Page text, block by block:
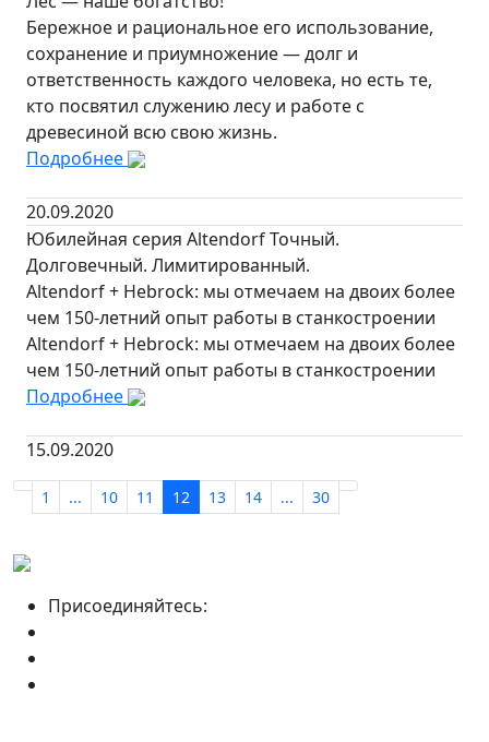
Бережное и рациональное его использование,
сохранение и приумножение — долг и
ответственность каждого человека, но есть те,
кто посвятил служению лесу и работе с
древесиной всю свою жизнь.
Подробнее
20.09.2020
Юбилейная серия Altendorf Точный.
Долговечный. Лимитированный.
Altendorf + Hebrock: мы отмечаем на двоих более
чем 150-летний опыт работы в станкостроении
Altendorf + Hebrock: мы отмечаем на двоих более
чем 150-летний опыт работы в станкостроении
Подробнее
15.09.2020
1 ... 10 11 12 13 14 ... 30
Присоединяйтесь: